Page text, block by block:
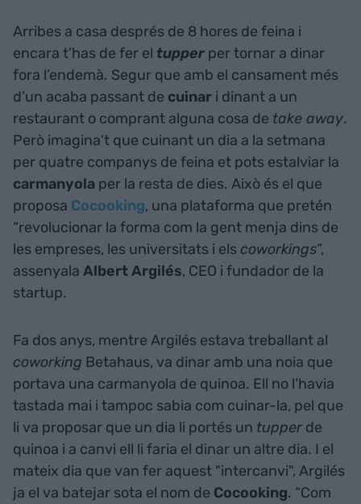
Arribes a casa després de 8 hores de feina i
encara t’has de fer el tupper per tornar a dinar
fora l’endemà. Segur que amb el cansament més
d’un acaba passant de cuinar i dinant a un
restaurant o comprant alguna cosa de take away.
Però imagina’t que cuinant un dia a la setmana
per quatre companys de feina et pots estalviar la
carmanyola per la resta de dies. Això és el que
proposa Cocooking, una plataforma que pretén
“revolucionar la forma com la gent menja dins de
les empreses, les universitats i elscoworkings”,
assenyala Albert Argilés, CEO i fundador de la
startup.
Fa dos anys, mentre Argilés estava treballant al
coworking Betahaus, va dinar amb una noia que
portava una carmanyola de quinoa. Ell no l’havia
tastada mai i tampoc sabia com cuinar-la, pel que
li va proposar que un dia li portés un tupper de
quinoa i a canvi ell li faria el dinar un altre dia. I el
mateix dia que van fer aquest "intercanvi", Argilés
ja el va batejar sota el nom de Cocooking. “Com